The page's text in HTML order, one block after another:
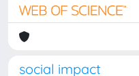
social impact